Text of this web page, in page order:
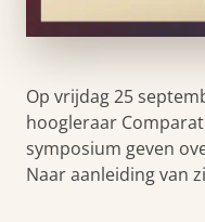
Op vrijdag 25
hoogleraar
symposium geven
Naar aanleiding van